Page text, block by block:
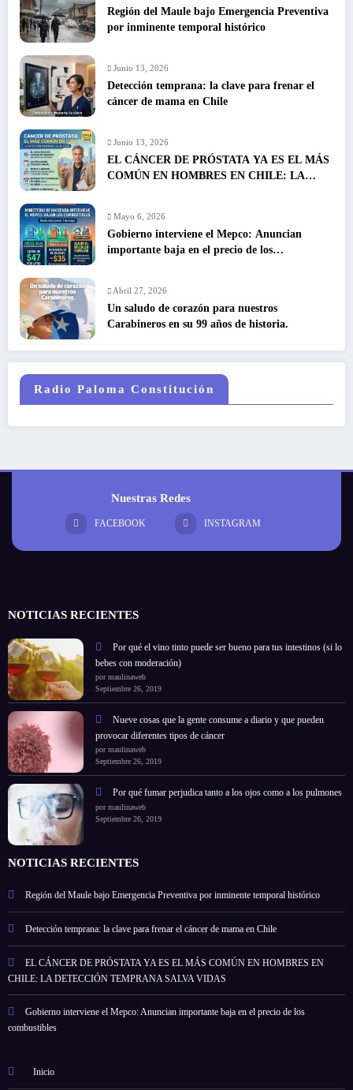
Región del Maule bajo Emergencia Preventiva
por inminente temporal histórico
Junio 13, 2026
Detección temprana: la clave para frenar el
cáncer de mama en Chile
Junio 13, 2026
EL CÁNCER DE PRÓSTATA YA ES EL MÁS
COMÚN EN HOMBRES EN CHILE: LA
Mayo 6, 2026
Gobierno interviene el Mepco: Anuncian
importante baja en el precio de los
Abril 27, 2026
Un saludo de corazón para nuestros
Carabineros en su 99 años de historia.
Radio Paloma Constitución
Nuestras Redes
FACEBOOK INSTAGRAM
NOTICIAS RECIENTES
Por qué el vino tinto puede ser bueno para tus intestinos (si lo
bebes con moderación)
por maulinaweb
Septiembre 26, 2019
Nueve cosas que la gente consume a diario y que pueden
provocar diferentes tipos de cáncer
por maulinaweb
Septiembre 26, 2019
Por qué fumar perjudica tanto a los ojos como a los pulmones
por maulinaweb
Septiembre 26, 2019
NOTICIAS RECIENTES
Región del Maule bajo Emergencia Preventiva por inminente temporal histórico
Detección temprana: la clave para frenar el cáncer de mama en Chile
EL CÁNCER DE PRÓSTATA YA ES EL MÁS COMÚN EN HOMBRES EN
CHILE: LA DETECCIÓN TEMPRANA SALVA VIDAS
Gobierno interviene el Mepco: Anuncian importante baja en el precio de los
combustibles
Inicio